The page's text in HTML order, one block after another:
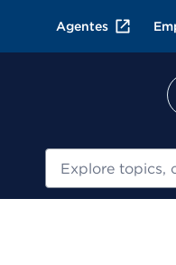
Agentes
Buscar